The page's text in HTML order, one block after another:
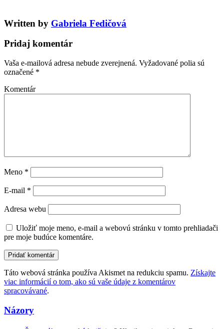
Written by Gabriela Fedičová
Pridaj komentár
Vaša e-mailová adresa nebude zverejnená. Vyžadované polia sú
označené *
Komentár
Meno *
E-mail *
Adresa webu
Uložiť moje meno, e-mail a webovú stránku v tomto prehliadači
pre moje budúce komentáre.
Táto webová stránka používa Akismet na redukciu spamu. Získajte
viac informácií o tom, ako sú vaše údaje z komentárov
spracovávané.
Názory